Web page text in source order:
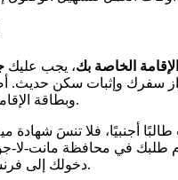
الخاصة بك، يجب عليك
سفرك وإثبات سكن حديث.
وبطاقة الإقامة القديمة الخاصة بك.
طالبًا أجنبيًا، فلا تنسَ شهادة
طلبك في محافظة مانت-
دخولك إلى فرنسا لتجنب أي مشاكل.